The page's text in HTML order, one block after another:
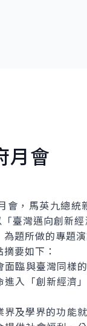
月會
，馬英九總統
「臺灣邁向創
題所做的專題演
要如下：
與臺灣同樣的
入「創新經濟
學界的功能就